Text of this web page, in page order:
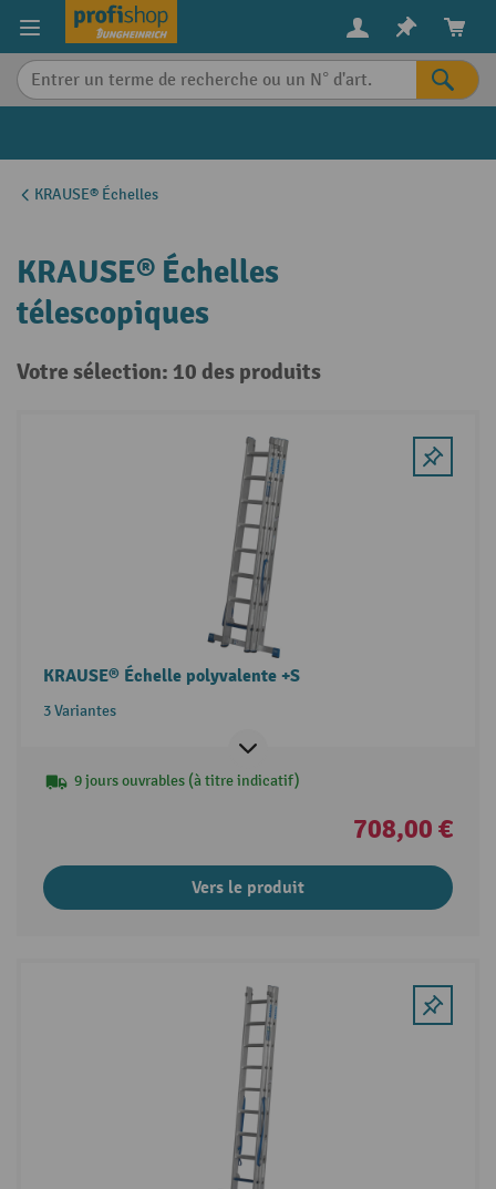
content
KRAUSE® Échelles
KRAUSE® Échelles
télescopiques
Votre sélection: 10 des produits
KRAUSE® Échelle polyvalente +S
3 Variantes
9 jours ouvrables (à titre indicatif)
708,00 €
Vers le produit